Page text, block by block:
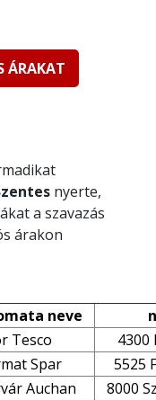
ÁRAKAT
nyerte,
a szavazás
árakon
neve
Tesco
4300
Spar
5525
Auchan
8000